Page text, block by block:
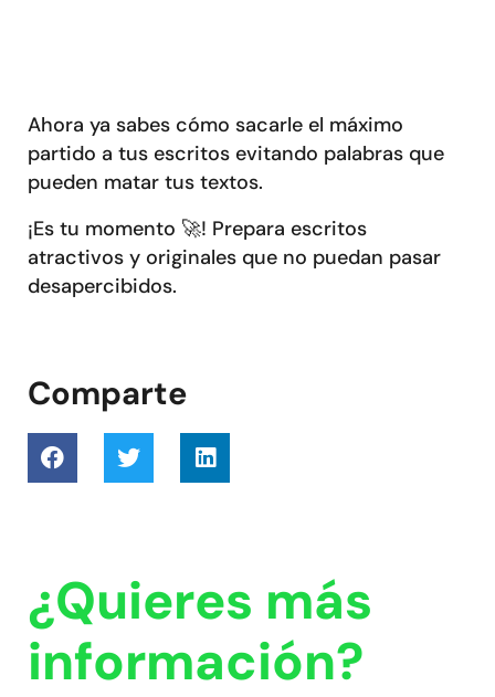
Ahora ya sabes cómo sacarle el máximo
partido a tus escritos evitando palabras que
pueden matar tus textos.
¡Es tu momento 🚀! Prepara escritos
atractivos y originales que no puedan pasar
desapercibidos.
Comparte
¿Quieres más
información?